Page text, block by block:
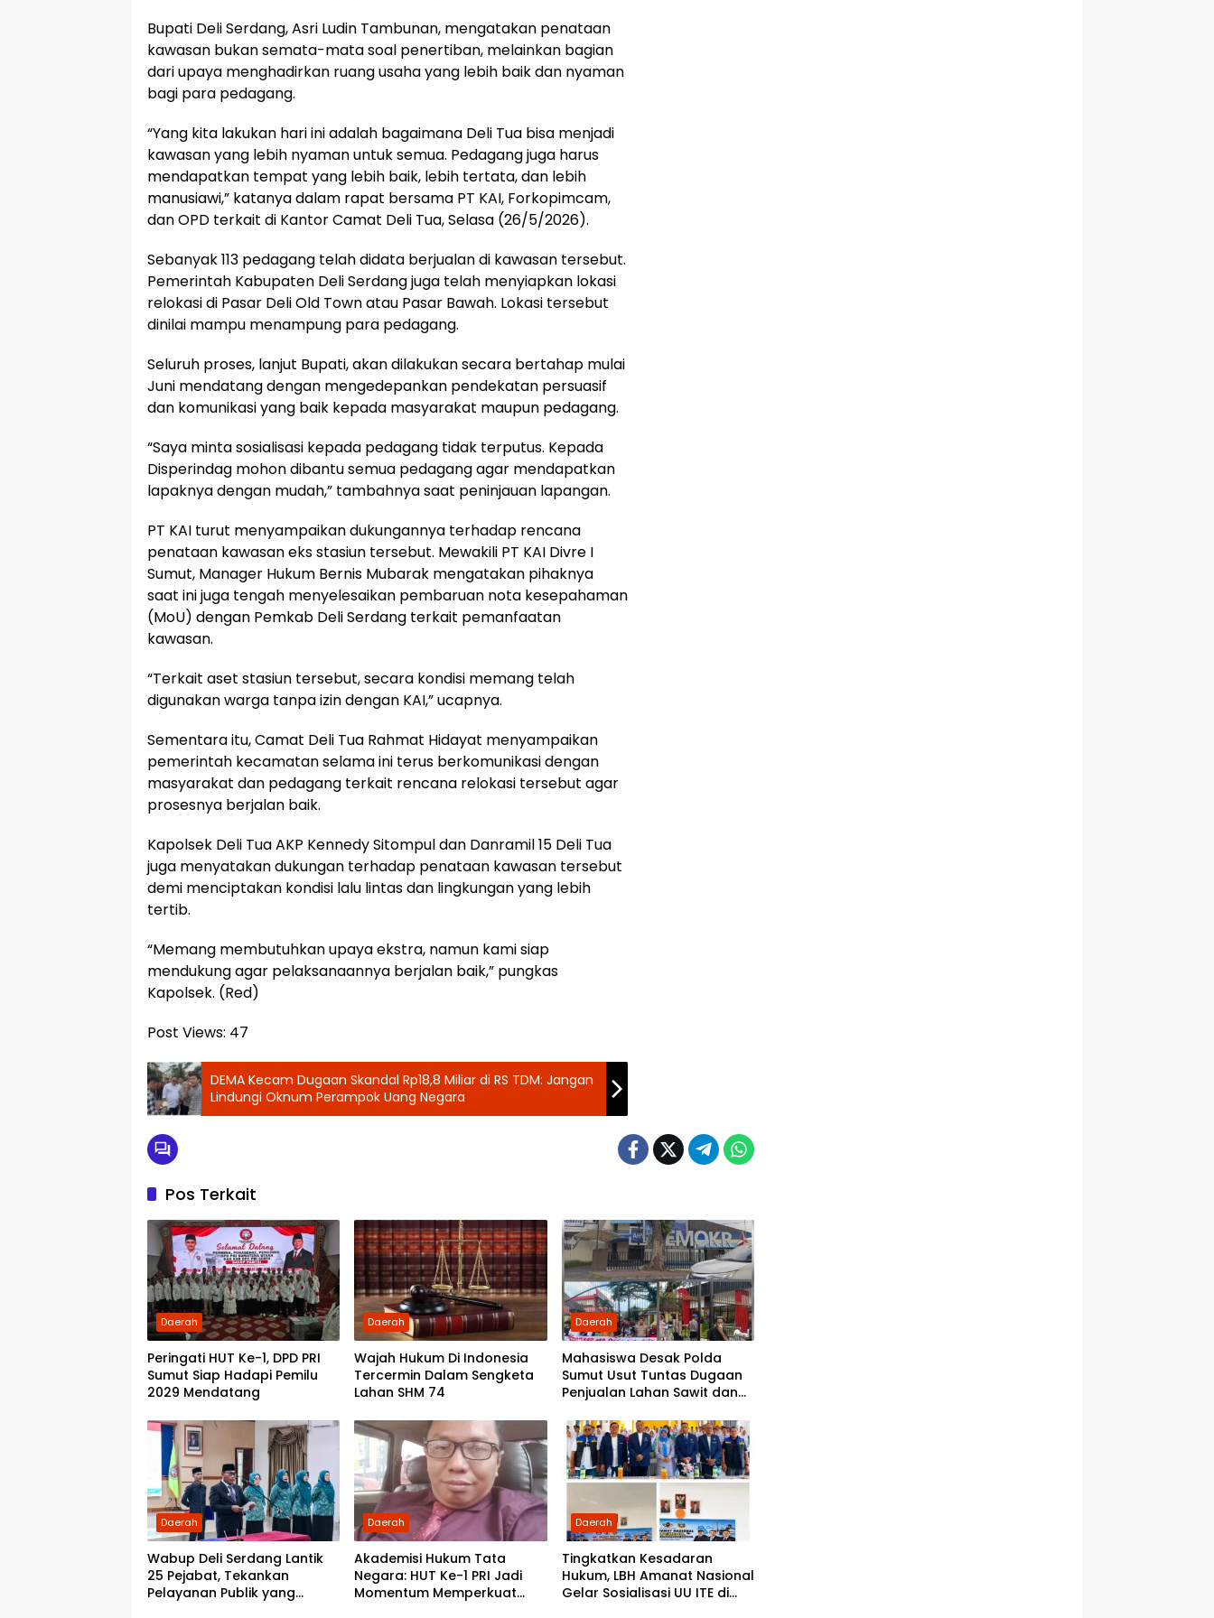
Bupati Deli Serdang, Asri Ludin Tambunan, mengatakan penataan
kawasan bukan semata-mata soal penertiban, melainkan bagian
dari upaya menghadirkan ruang usaha yang lebih baik dan nyaman
bagi para pedagang.
“Yang kita lakukan hari ini adalah bagaimana Deli Tua bisa menjadi
kawasan yang lebih nyaman untuk semua. Pedagang juga harus
mendapatkan tempat yang lebih baik, lebih tertata, dan lebih
manusiawi,” katanya dalam rapat bersama PT KAI, Forkopimcam,
dan OPD terkait di Kantor Camat Deli Tua, Selasa (26/5/2026).
Sebanyak 113 pedagang telah didata berjualan di kawasan tersebut.
Pemerintah Kabupaten Deli Serdang juga telah menyiapkan lokasi
relokasi di Pasar Deli Old Town atau Pasar Bawah. Lokasi tersebut
dinilai mampu menampung para pedagang.
Seluruh proses, lanjut Bupati, akan dilakukan secara bertahap mulai
Juni mendatang dengan mengedepankan pendekatan persuasif
dan komunikasi yang baik kepada masyarakat maupun pedagang.
“Saya minta sosialisasi kepada pedagang tidak terputus. Kepada
Disperindag mohon dibantu semua pedagang agar mendapatkan
lapaknya dengan mudah,” tambahnya saat peninjauan lapangan.
PT KAI turut menyampaikan dukungannya terhadap rencana
penataan kawasan eks stasiun tersebut. Mewakili PT KAI Divre I
Sumut, Manager Hukum Bernis Mubarak mengatakan pihaknya
saat ini juga tengah menyelesaikan pembaruan nota kesepahaman
(MoU) dengan Pemkab Deli Serdang terkait pemanfaatan
kawasan.
“Terkait aset stasiun tersebut, secara kondisi memang telah
digunakan warga tanpa izin dengan KAI,” ucapnya.
Sementara itu, Camat Deli Tua Rahmat Hidayat menyampaikan
pemerintah kecamatan selama ini terus berkomunikasi dengan
masyarakat dan pedagang terkait rencana relokasi tersebut agar
prosesnya berjalan baik.
Kapolsek Deli Tua AKP Kennedy Sitompul dan Danramil 15 Deli Tua
juga menyatakan dukungan terhadap penataan kawasan tersebut
demi menciptakan kondisi lalu lintas dan lingkungan yang lebih
tertib.
“Memang membutuhkan upaya ekstra, namun kami siap
mendukung agar pelaksanaannya berjalan baik,” pungkas
Kapolsek. (Red)
Post Views: 47
DEMA Kecam Dugaan Skandal Rp18,8 Miliar di RS TDM: Jangan
Lindungi Oknum Perampok Uang Negara
Pos Terkait
Daerah
Peringati HUT Ke-1, DPD PRI
Sumut Siap Hadapi Pemilu
2029 Mendatang
Daerah
Wajah Hukum Di Indonesia
Tercermin Dalam Sengketa
Lahan SHM 74
Daerah
Mahasiswa Desak Polda
Sumut Usut Tuntas Dugaan
Penjualan Lahan Sawit dan
Partai Demokrat Sumut
Daerah
Wabup Deli Serdang Lantik
25 Pejabat, Tekankan
Pelayanan Publik yang
Daerah
Akademisi Hukum Tata
Negara: HUT Ke-1 PRI Jadi
Momentum Memperkuat
Daerah
Tingkatkan Kesadaran
Hukum, LBH Amanat Nasional
Gelar Sosialisasi UU ITE di